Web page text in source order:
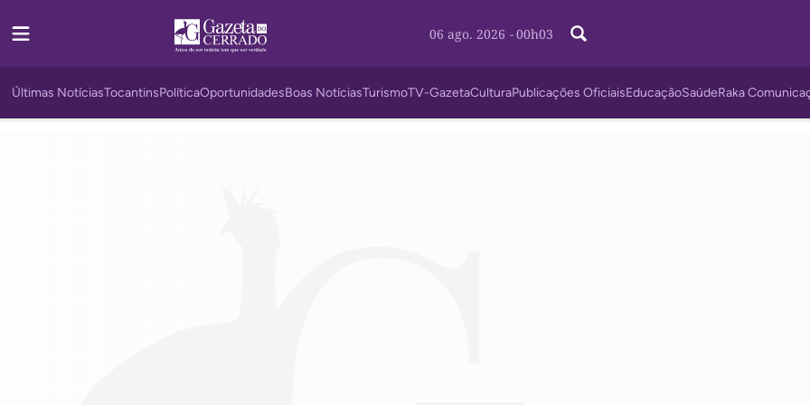
06 ago. 2026 - 00h03
Últimas NotíciasTocantinsPolíticaOportunidadesBoas NotíciasTurismoTV-GazetaCulturaPublicações OficiaisEducaçãoSaúdeRaka